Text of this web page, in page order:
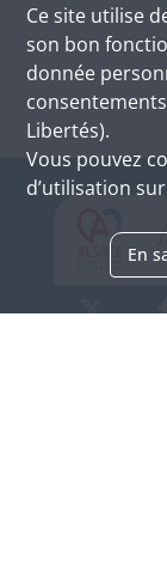
Ce site utilise
son bon
donnée
Libertés).
Vous pouvez
d’utilisation
En